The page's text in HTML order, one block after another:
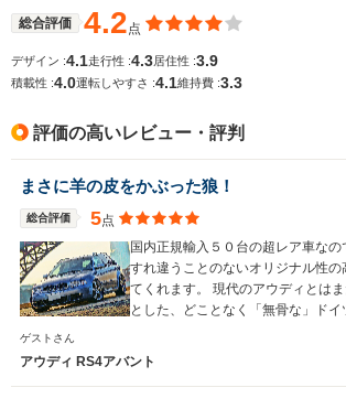
燃費
総合評価 4.2点
デザイン :4.1走行性 :4.3居住性 :3.9
積載性 :4.0運転しやすさ :4.1維持費 :3.3
評価の高いレビュー・評判
まさに羊の皮をかぶった狼！
総合評価 5点
国内正規輸入５０台の超レア車なの
すれ違うことのないオリジナル性の
てくれます。 現代のアウディとは
とした、どことなく「無骨な」ド
ゲストさん
アウディ RS4アバント